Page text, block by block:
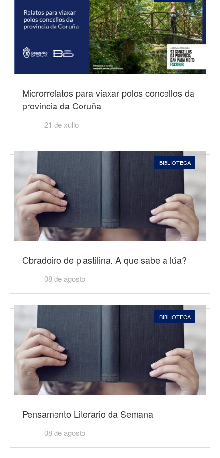
Microrrelatos para viaxar polos concellos da
provincia da Coruña
21 de xullo
BIBLIOTECA
Obradoiro de plastilina. A que sabe a lúa?
08 de agosto
BIBLIOTECA
Pensamento Literario da Semana
08 de agosto